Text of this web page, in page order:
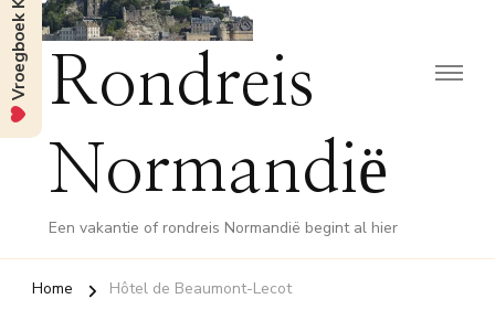
Rondreis
Normandië
Een vakantie of rondreis Normandië begint al hier
Home Hôtel de Beaumont-Lecot